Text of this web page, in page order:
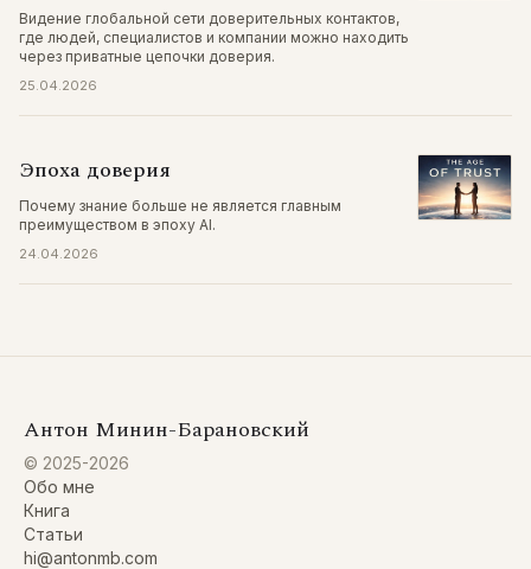
Видение глобальной сети доверительных контактов,
где людей, специалистов и компании можно находить
через приватные цепочки доверия.
25.04.2026
Эпоха доверия
Почему знание больше не является главным
преимуществом в эпоху AI.
24.04.2026
Антон Минин-Барановский
© 2025-2026
Обо мне
Книга
Статьи
hi@antonmb.com